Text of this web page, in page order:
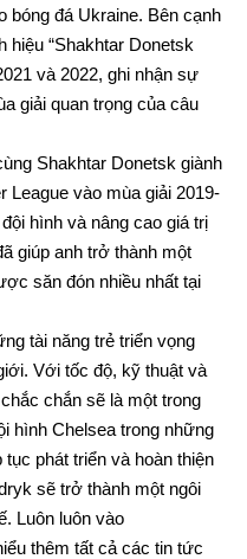
bóng đá Ukraine. Bên cạnh
“Shakhtar Donetsk
và 2022, ghi nhận sự
giải quan trọng của câu
Shakhtar Donetsk giành
League vào mùa giải 2019-
hình và nâng cao giá trị
giúp anh trở thành một
săn đón nhiều nhất tại
tài năng trẻ triển vọng
Với tốc độ, kỹ thuật và
chắn sẽ là một trong
hình Chelsea trong những
phát triển và hoàn thiện
sẽ trở thành một ngôi
Luôn luôn vào
thêm tất cả các tin tức